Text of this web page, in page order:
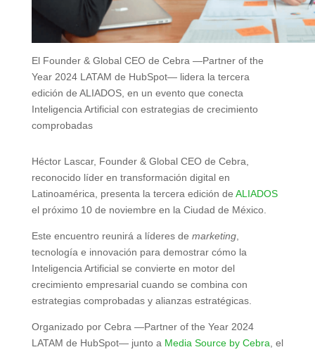
El Founder & Global CEO de Cebra —Partner of the
Year 2024 LATAM de HubSpot— lidera la tercera
edición de ALIADOS, en un evento que conecta
Inteligencia Artificial con estrategias de crecimiento
comprobadas
Héctor Lascar, Founder & Global CEO de Cebra,
reconocido líder en transformación digital en
Latinoamérica, presenta la tercera edición de ALIADOS
el próximo 10 de noviembre en la Ciudad de México.
Este encuentro reunirá a líderes de marketing,
tecnología e innovación para demostrar cómo la
Inteligencia Artificial se convierte en motor del
crecimiento empresarial cuando se combina con
estrategias comprobadas y alianzas estratégicas.
Organizado por Cebra —Partner of the Year 2024
LATAM de HubSpot— junto a Media Source by Cebra, el